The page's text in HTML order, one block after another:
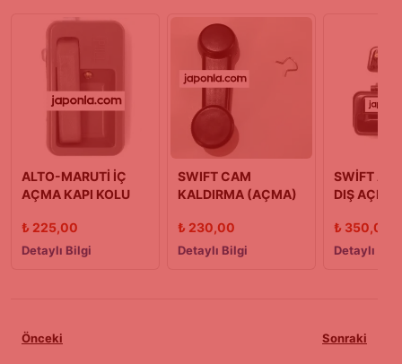
ALTO-MARUTİ İÇ
AÇMA KAPI KOLU
₺ 225,00
Detaylı Bilgi
SWIFT CAM
KALDIRMA (AÇMA)
₺ 230,00
Detaylı Bilgi
SWİFT
DIŞ AÇMA
₺ 350,00
Detaylı
Önceki Sonraki